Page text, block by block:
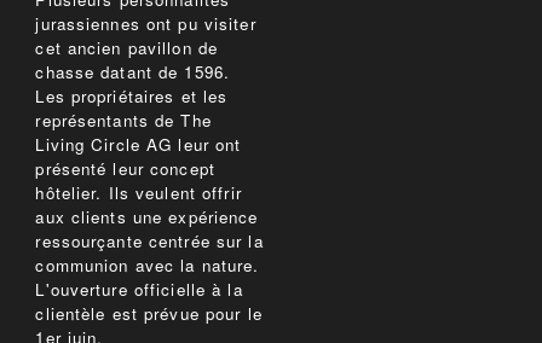
jurassiennes ont pu visiter
cet ancien pavillon de
chasse datant de 1596.
Les propriétaires et les
représentants de The
Living Circle AG leur ont
présenté leur concept
hôtelier. Ils veulent offrir
aux clients une expérience
ressourçante centrée sur la
communion avec la nature.
L'ouverture officielle à la
clientèle est prévue pour le
1er juin.